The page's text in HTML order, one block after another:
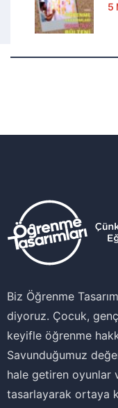
5
Biz Öğrenme
diyoruz. Çocuk,
keyifle öğrenme
Savunduğumuz
hale getiren oyunlar
tasarlayarak ortaya